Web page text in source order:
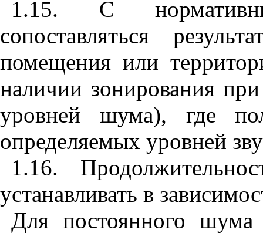
1.15. С
сопоставляться
помещения или
наличии зонирования
уровней шума), где
определяемых уровней
1.16.
устанавливать в
Для постоянного шума